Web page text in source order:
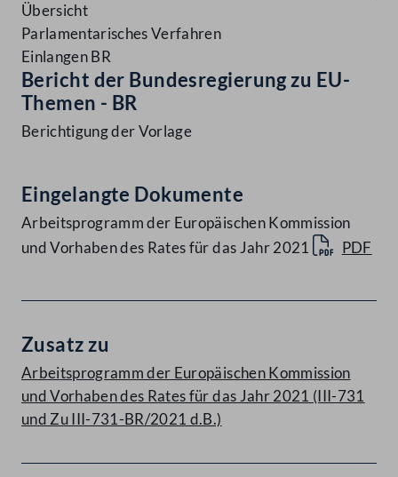
Übersicht
Parlamentarisches Verfahren
Einlangen BR
Bericht der Bundesregierung zu EU-
Themen - BR
Berichtigung der Vorlage
Eingelangte Dokumente
Arbeitsprogramm der Europäischen Kommission
und Vorhaben des Rates für das Jahr 2021
PDF
Zusatz zu
Arbeitsprogramm der Europäischen Kommission
und Vorhaben des Rates für das Jahr 2021 (III-731
und Zu III-731-BR/2021 d.B.)